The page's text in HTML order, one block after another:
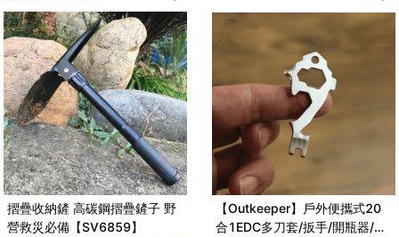
摺疊收納鏟 高碳鋼摺疊鏟子 野
營救災必備【SV6859】
【Outkeeper】戶外便攜式20
合1EDC多刀套/扳手/開瓶器/螺